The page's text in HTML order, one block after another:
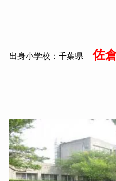
出身小学校：千葉県 佐